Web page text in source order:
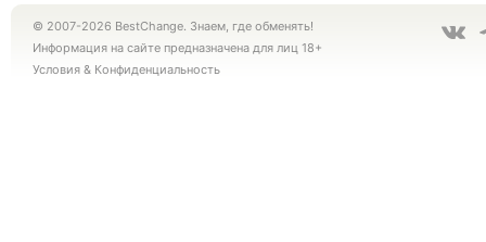
© 2007-2026 BestChange. Знаем, где обменять!
Информация на сайте предназначена для лиц 18+
Условия & Конфиденциальность